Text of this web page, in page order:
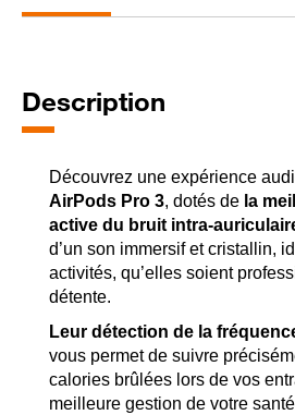
Description
Découvrez une expérience
AirPods Pro 3, dotés de la
active du bruit intra-
d’un son immersif et cristallin,
activités, qu’elles soient
détente.
Leur détection de la
vous permet de suivre
calories brûlées lors de vos
meilleure gestion de votre